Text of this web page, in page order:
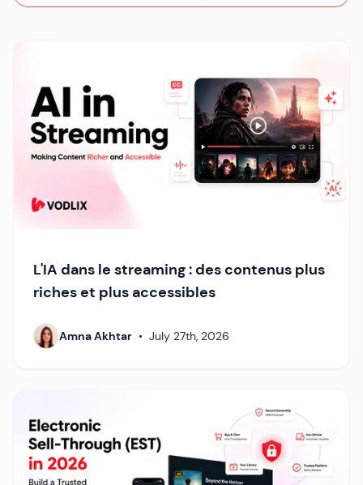
L'IA dans le streaming : des contenus plus
riches et plus accessibles
Amna Akhtar • July 27th, 2026